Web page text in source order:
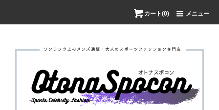
カート(0) メニュー